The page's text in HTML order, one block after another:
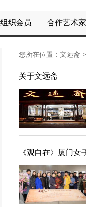
组织会员 合作艺术家
您所在位置： 文远斋
关于文远斋
《观自在》厦门女